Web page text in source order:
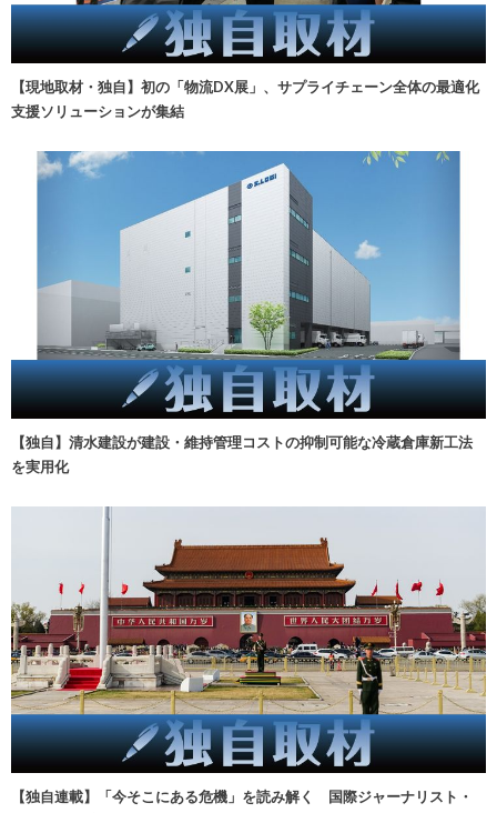
【現地取材・独自】初の「物流DX展」、サプライチェーン全体の最適化
支援ソリューションが集結
【独自】清水建設が建設・維持管理コストの抑制可能な冷蔵倉庫新工法
を実用化
【独自連載】「今そこにある危機」を読み解く 国際ジャーナリスト・